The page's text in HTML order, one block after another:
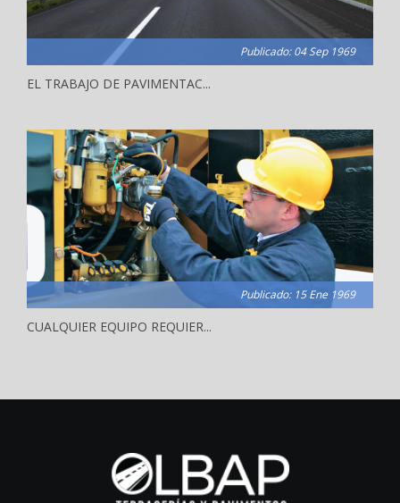
Publicado: 04 Sep 1969
EL TRABAJO DE PAVIMENTAC...
Publicado: 15 Ene 1969
CUALQUIER EQUIPO REQUIER...